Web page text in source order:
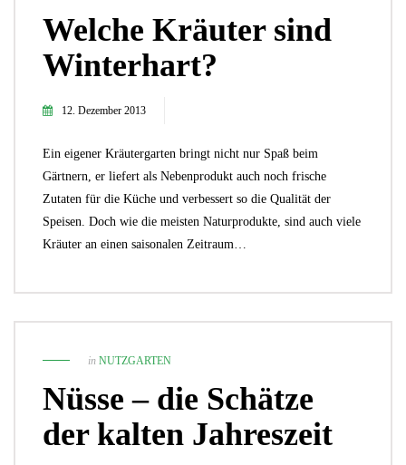
Welche Kräuter sind
Winterhart?
12. Dezember 2013
Ein eigener Kräutergarten bringt nicht nur Spaß beim
Gärtnern, er liefert als Nebenprodukt auch noch frische
Zutaten für die Küche und verbessert so die Qualität der
Speisen. Doch wie die meisten Naturprodukte, sind auch viele
Kräuter an einen saisonalen Zeitraum…
in NUTZGARTEN
Nüsse – die Schätze
der kalten Jahreszeit